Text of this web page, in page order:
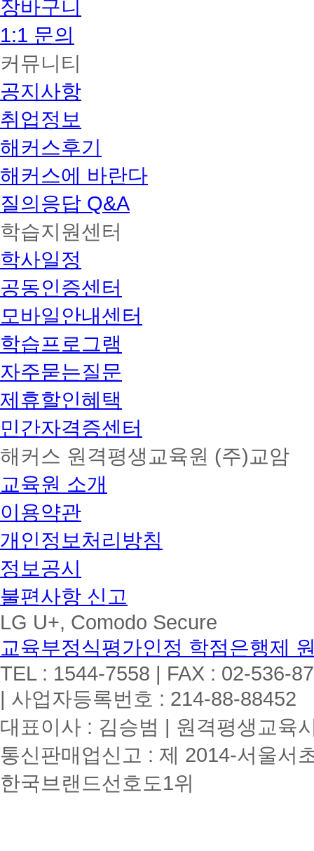
장바구니
1:1 문의
커뮤니티
공지사항
취업정보
해커스후기
해커스에 바란다
질의응답 Q&A
학습지원센터
학사일정
공동인증센터
모바일안내센터
학습프로그램
자주묻는질문
제휴할인혜택
민간자격증센터
해커스 원격평생교육원 (주)교암
교육원 소개
이용약관
개인정보처리방침
정보공시
불편사항 신고
LG U+, Comodo Secure
교육부정식평가인정 학점은행제
TEL : 1544-7558 | FAX : 02-536-
| 사업자등록번호 : 214-88-88452
대표이사 : 김승범 | 원격평생교육
통신판매업신고 : 제 2014-서울서
한국브랜드선호도1위